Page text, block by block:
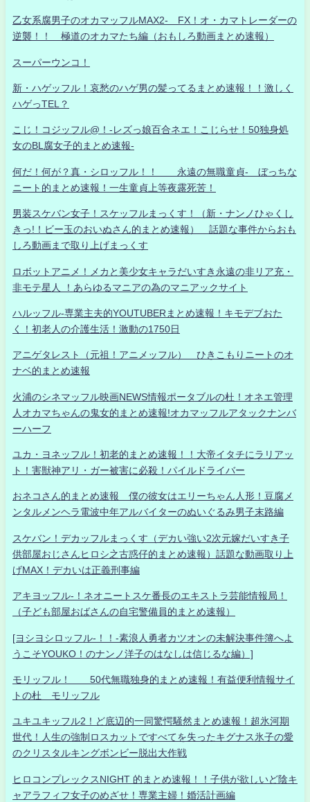
乙女系腐男子のオカマッフルMAX2- FX！オ・カマトレーダーの
逆襲！！ 極道のオカマたち編（おもしろ動画まとめ速報）
スーパーウンコ！
新・ハゲッフル！哀愁のハゲ男の髪ってるまとめ速報！！激しく
ハゲっTEL？
こじ！コジッフル@！-レズっ娘百合ネエ！こじらせ！50独身処
女のBL腐女子的まとめ速報-
何だ！何が？真・シロッフル！！ 永遠の無職童貞- ぼっちな
ニート的まとめ速報！一生童貞上等夜露死苦！
男装スケバン女子！スケッフルまっくす！（新・ナンノひゃくし
きっ!！ビー玉のおいぬさん的まとめ速報） 話題な事件からおも
しろ動画まで取り上げまっくす
ロボットアニメ！メカと美少女キャラだいすき永遠の非リア充・
非モテ星人 ！あらゆるマニアの為のマニアックサイト
ハルッフル-専業主夫的YOUTUBERまとめ速報！キモデブおた
く！初老人の介護生活！激動の1750日
アニゲタレスト（元祖！アニメッフル） ひきこもりニートのオ
ナベ的まとめ速報
火浦のシネマッフル映画NEWS情報ポータブルの杜！オネエ管理
人オカマちゃんの鬼女的まとめ速報!オカマッフルアタックナンバ
ーハーフ
ユカ・ヨネッフル！初老的まとめ速報！！大帝イタチにラリアッ
ト！害獣神アリ・ガー被害に必殺！パイルドライバー
おネコさん的まとめ速報 僕の彼女はエリーちゃん人形！豆腐メ
ンタルメンヘラ電波中年アルバイターのぬいぐるみ男子末路編
スケバン！デカッフルまっくす（デカい強い2次元嫁だいすき子
供部屋おじさんヒロシ之古惑仔的まとめ速報）話題な動画取り上
げMAX！デカいは正義刑事編
アキヨッフル-！ネオニートスケ番長のエキストラ芸能情報局！
（子ども部屋おばさんの自宅警備員的まとめ速報）
[ヨシヨシロッフル-！！-素浪人勇者カツオンの未解決事件簿へよ
うこそYOUKO！のナンノ洋子のはなしは信じるな編）]
モリッフル！ 50代無職独身的まとめ速報！有益便利情報サイ
トの杜 モリッフル
ユキユキッフル2！ど底辺的一同驚愕騒然まとめ速報！超氷河期
世代！人生の強制ロスカットですべてを失ったキグナス氷子の愛
のクリスタルキングボンビー脱出大作戦
ヒロコンプレックスNIGHT 的まとめ速報！！子供が欲しいど陰キ
ャアラフィフ女子のめざせ！専業主婦！婚活計画編